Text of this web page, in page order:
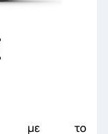
με το